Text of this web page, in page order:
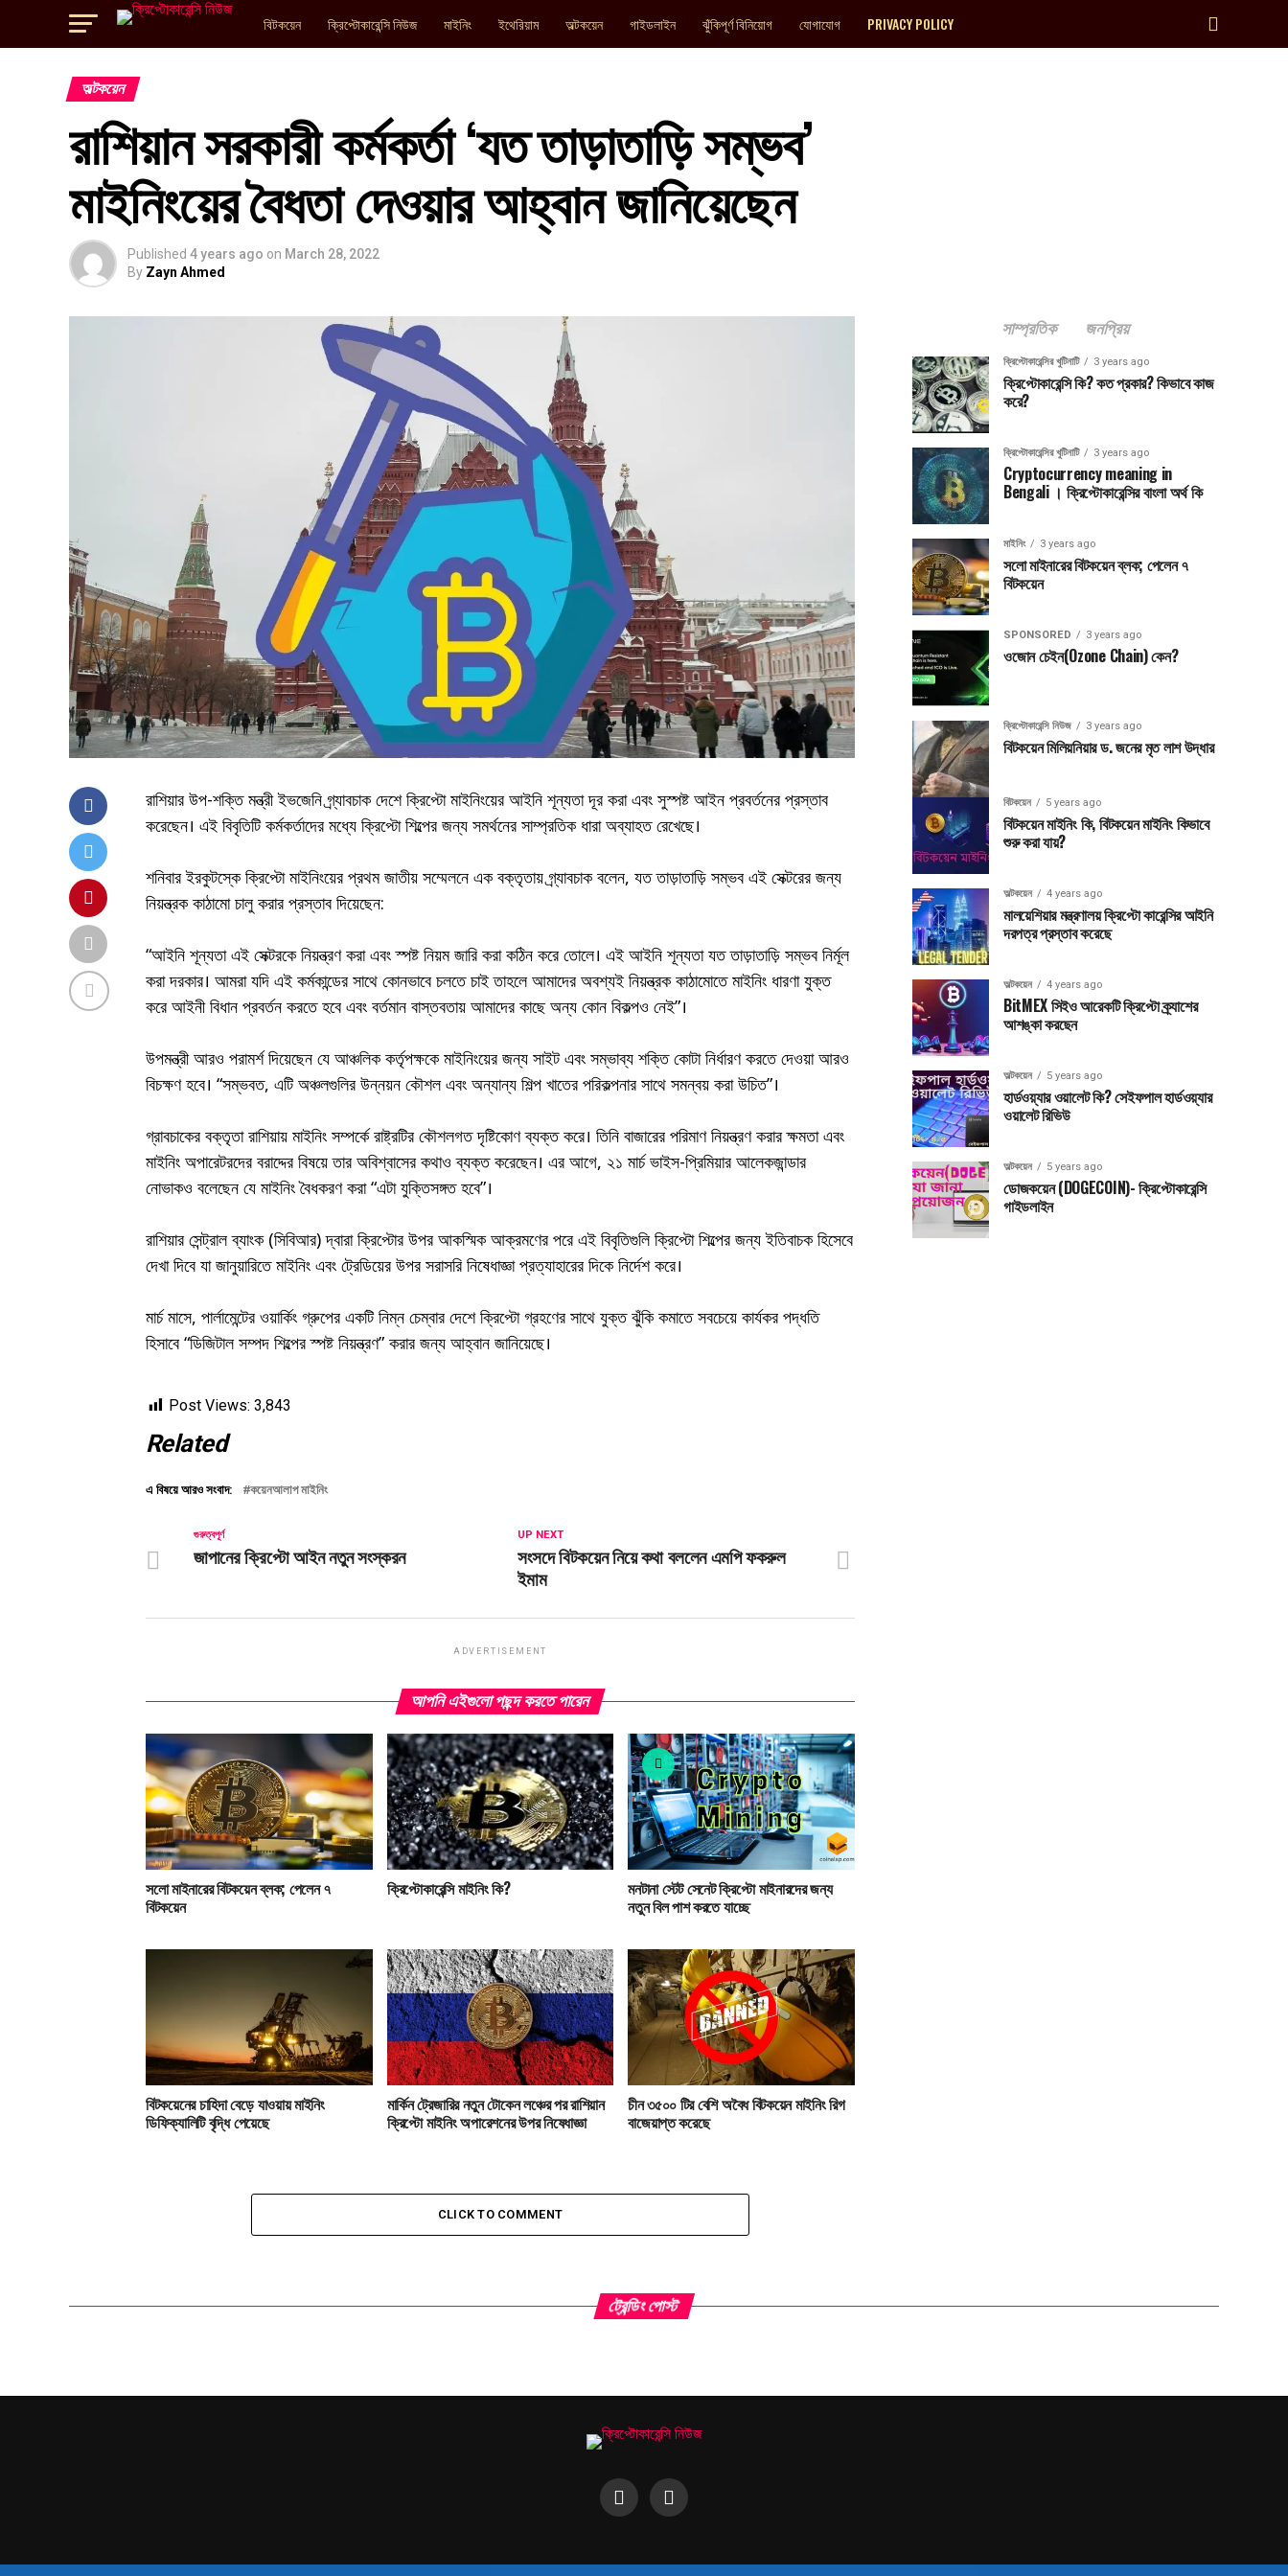
বিটকয়েন ক্রিপ্টোকারেন্সি নিউজ মাইনিং ইথেরিয়াম অল্টকয়েন গাইডলাইন ঝুঁকিপূর্ণ বিনিয়োগ যোগাযোগ PRIVACY POLICY
অল্টকয়েন
রাশিয়ান সরকারী কর্মকর্তা ‘যত তাড়াতাড়ি সম্ভব’
মাইনিংয়ের বৈধতা দেওয়ার আহ্বান জানিয়েছেন
Published 4 years ago on March 28, 2022
By Zayn Ahmed
রাশিয়ার উপ-শক্তি মন্ত্রী ইভজেনি গ্র্যাবচাক দেশে ক্রিপ্টো মাইনিংয়ের আইনি শূন্যতা দূর করা এবং সুস্পষ্ট আইন প্রবর্তনের প্রস্তাব
করেছেন। এই বিবৃতিটি কর্মকর্তাদের মধ্যে ক্রিপ্টো শিল্পের জন্য সমর্থনের সাম্প্রতিক ধারা অব্যাহত রেখেছে।
শনিবার ইরকুটস্কে ক্রিপ্টো মাইনিংয়ের প্রথম জাতীয় সম্মেলনে এক বক্তৃতায় গ্র্যাবচাক বলেন, যত তাড়াতাড়ি সম্ভব এই সেক্টরের জন্য
নিয়ন্ত্রক কাঠামো চালু করার প্রস্তাব দিয়েছেন:
“আইনি শূন্যতা এই সেক্টরকে নিয়ন্ত্রণ করা এবং স্পষ্ট নিয়ম জারি করা কঠিন করে তোলে। এই আইনি শূন্যতা যত তাড়াতাড়ি সম্ভব নির্মূল
করা দরকার। আমরা যদি এই কর্মকান্ডের সাথে কোনভাবে চলতে চাই তাহলে আমাদের অবশ্যই নিয়ন্ত্রক কাঠামোতে মাইনিং ধারণা যুক্ত
করে আইনী বিধান প্রবর্তন করতে হবে এবং বর্তমান বাস্তবতায় আমাদের কাছে অন্য কোন বিকল্পও নেই”।
উপমন্ত্রী আরও পরামর্শ দিয়েছেন যে আঞ্চলিক কর্তৃপক্ষকে মাইনিংয়ের জন্য সাইট এবং সম্ভাব্য শক্তি কোটা নির্ধারণ করতে দেওয়া আরও
বিচক্ষণ হবে। “সম্ভবত, এটি অঞ্চলগুলির উন্নয়ন কৌশল এবং অন্যান্য শিল্প খাতের পরিকল্পনার সাথে সমন্বয় করা উচিত”।
গ্রাবচাকের বক্তৃতা রাশিয়ায় মাইনিং সম্পর্কে রাষ্ট্রটির কৌশলগত দৃষ্টিকোণ ব্যক্ত করে। তিনি বাজারের পরিমাণ নিয়ন্ত্রণ করার ক্ষমতা এবং
মাইনিং অপারেটরদের বরাদ্দের বিষয়ে তার অবিশ্বাসের কথাও ব্যক্ত করেছেন। এর আগে, ২১ মার্চ ভাইস-প্রিমিয়ার আলেকজান্ডার
নোভাকও বলেছেন যে মাইনিং বৈধকরণ করা “এটা যুক্তিসঙ্গত হবে”।
রাশিয়ার সেন্ট্রাল ব্যাংক (সিবিআর) দ্বারা ক্রিপ্টোর উপর আকস্মিক আক্রমণের পরে এই বিবৃতিগুলি ক্রিপ্টো শিল্পের জন্য ইতিবাচক হিসেবে
দেখা দিবে যা জানুয়ারিতে মাইনিং এবং ট্রেডিয়ের উপর সরাসরি নিষেধাজ্ঞা প্রত্যাহারের দিকে নির্দেশ করে।
মার্চ মাসে, পার্লামেন্টের ওয়ার্কিং গ্রুপের একটি নিম্ন চেম্বার দেশে ক্রিপ্টো গ্রহণের সাথে যুক্ত ঝুঁকি কমাতে সবচেয়ে কার্যকর পদ্ধতি
হিসাবে “ডিজিটাল সম্পদ শিল্পের স্পষ্ট নিয়ন্ত্রণ” করার জন্য আহ্বান জানিয়েছে।
Post Views: 3,843
Related
এ বিষয়ে আরও সংবাদ: কয়েনআলাপ মাইনিং
UP NEXT
সংসদে বিটকয়েন নিয়ে কথা বললেন এমপি ফকরুল
ইমাম
গুরুত্বপূর্ণ
জাপানের ক্রিপ্টো আইন নতুন সংস্করন
ADVERTISEMENT
আপনি এইগুলো পছন্দ করতে পারেন
সলো মাইনারের বিটকয়েন ব্লক; পেলেন ৭
বিটকয়েন
ক্রিপ্টোকারেন্সি মাইনিং কি? মনটানা স্টেট সেনেট ক্রিপ্টো মাইনারদের জন্য
নতুন বিল পাশ করতে যাচ্ছে
বিটকয়েনের চাহিদা বেড়ে যাওয়ায় মাইনিং
ডিফিক্যালিটি বৃদ্ধি পেয়েছে
মার্কিন ট্রেজারির নতুন টোকেন লঞ্চের পর রাশিয়ান
ক্রিপ্টো মাইনিং অপারেশনের উপর নিষেধাজ্ঞা
চীন ৩৫০০ টির বেশি অবৈধ বিটকয়েন মাইনিং রিগ
বাজেয়াপ্ত করেছে
CLICK TO COMMENT
সাম্প্রতিক জনপ্রিয়
ক্রিপ্টোকারেন্সির খুটিনাটি 3 years ago
ক্রিপ্টোকারেন্সি কি? কত প্রকার? কিভাবে কাজ
করে?
ক্রিপ্টোকারেন্সির খুটিনাটি 3 years ago
Cryptocurrency meaning in
Bengali । ক্রিপ্টোকারেন্সির বাংলা অর্থ কি
মাইনিং 3 years ago
সলো মাইনারের বিটকয়েন ব্লক; পেলেন ৭
বিটকয়েন
SPONSORED 3 years ago
ওজোন চেইন(Ozone Chain) কেন?
ক্রিপ্টোকারেন্সি নিউজ 3 years ago
বিটকয়েন মিলিয়নিয়ার ড. জনের মৃত লাশ উদ্ধার
বিটকয়েন 5 years ago
বিটকয়েন মাইনিং কি, বিটকয়েন মাইনিং কিভাবে
শুরু করা যায়?
অল্টকয়েন 4 years ago
মালয়েশিয়ার মন্ত্রণালয় ক্রিপ্টো কারেন্সির আইনি
দরপত্র প্রস্তাব করেছে
অল্টকয়েন 4 years ago
BitMEX সিইও আরেকটি ক্রিপ্টো ক্র্যাশের
আশঙ্কা করছেন
অল্টকয়েন 5 years ago
হার্ডওয়্যার ওয়ালেট কি? সেইফপাল হার্ডওয়্যার
ওয়ালেট রিভিউ
অল্টকয়েন 5 years ago
ডোজকয়েন (DOGECOIN)- ক্রিপ্টোকারেন্সি
গাইডলাইন
ট্রেন্ডিং পোস্ট